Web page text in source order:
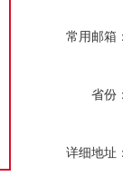
常用邮箱
省份
详细地址